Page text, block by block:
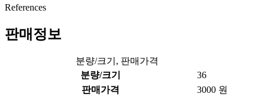
References
판매정보
분량/크기, 판매가격
분량/크기
36
판매가격
3000 원